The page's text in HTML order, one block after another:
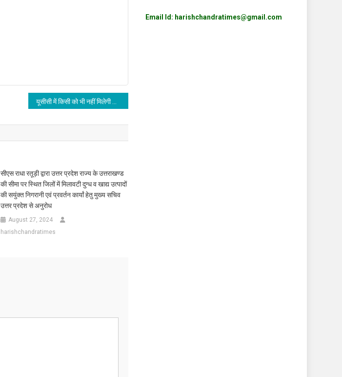
सीएस राधा रतूड़ी द्वारा उत्तर प्रदेश राज्य के उत्तराखण्ड
की सीमा पर स्थित जिलों में मिलावटी दुग्ध व खाद्य उत्पादों
की सयुंक्त निगरानी एवं प्रवर्तन कार्यां हेतु मुख्य सचिव
उत्तर प्रदेश से अनुरोध
August 27, 2024
harishchandratimes
Email Id: harishchandratimes@gmail.com